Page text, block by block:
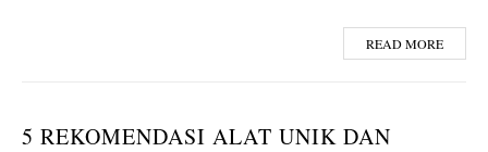
READ MORE
5 REKOMENDASI ALAT UNIK DAN